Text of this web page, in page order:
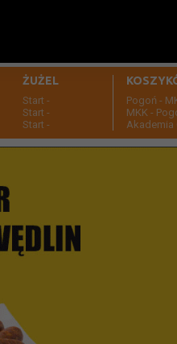
ŻUŻEL
Start -
Start -
Start -
Pogoń -
MKK -
Akademia